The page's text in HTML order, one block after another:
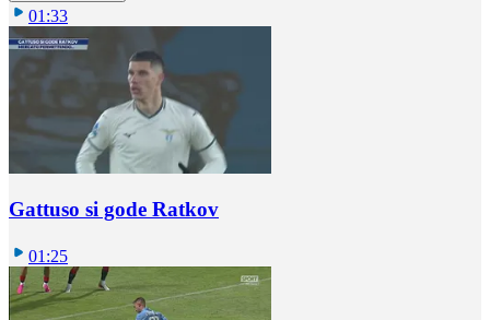
01:33
Gattuso si gode Ratkov
01:25